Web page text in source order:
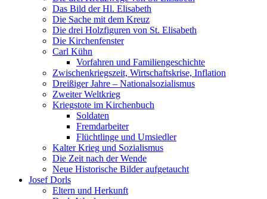
Das Bild der Hl. Elisabeth
Die Sache mit dem Kreuz
Die drei Holzfiguren von St. Elisabeth
Die Kirchenfenster
Carl Kühn
Vorfahren und Familiengeschichte
Zwischenkriegszeit, Wirtschaftskrise, Inflation
Dreißiger Jahre – Nationalsozialismus
Zweiter Weltkrieg
Kriegstote im Kirchenbuch
Soldaten
Fremdarbeiter
Flüchtlinge und Umsiedler
Kalter Krieg und Sozialismus
Die Zeit nach der Wende
Neue Historische Bilder aufgetaucht
Josef Dorls
Eltern und Herkunft